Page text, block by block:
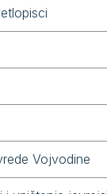
Vojvodine